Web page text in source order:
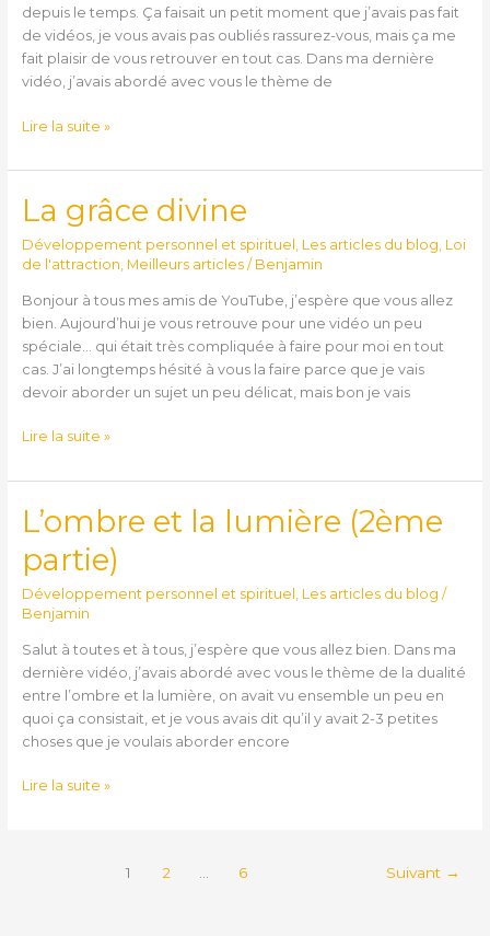
depuis le temps. Ça faisait un petit moment que j’avais pas fait
de vidéos, je vous avais pas oubliés rassurez-vous, mais ça me
fait plaisir de vous retrouver en tout cas. Dans ma dernière
vidéo, j’avais abordé avec vous le thème de
Lire la suite »
La grâce divine
Développement personnel et spirituel , Les articles du blog, Loi
de l'attraction, Meilleurs articles/ Benjamin
Bonjour à tous mes amis de YouTube, j’espère que vous allez
bien. Aujourd’hui je vous retrouve pour une vidéo un peu
spéciale… qui était très compliquée à faire pour moi en tout
cas. J’ai longtemps hésité à vous la faire parce que je vais
devoir aborder un sujet un peu délicat, mais bon je vais
La
grâce
divine
Lire la suite »
L’ombre et la lumière (2ème
partie)
Développement personnel et spirituel , Les articles du blog /
Benjamin
Salut à toutes et à tous, j’espère que vous allez bien. Dans ma
dernière vidéo, j’avais abordé avec vous le thème de la dualité
entre l’ombre et la lumière, on avait vu ensemble un peu en
quoi ça consistait, et je vous avais dit qu’il y avait 2-3 petites
choses que je voulais aborder encore
L’ombre
et
la
(2ème
Lire la suite »
1 2 6 Suivant →